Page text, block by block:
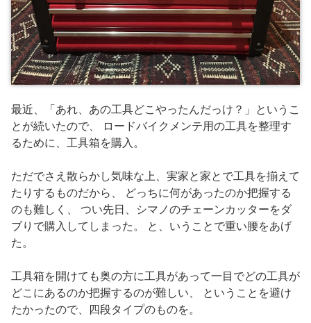
最近、「あれ、あの工具どこやったんだっけ？」というこ
とが続いたので、 ロードバイクメンテ用の工具を整理す
るために、工具箱を購入。
ただでさえ散らかし気味な上、実家と家とで工具を揃えて
たりするものだから、 どっちに何があったのか把握する
のも難しく、 つい先日、シマノのチェーンカッターをダ
ブりで購入してしまった。 と、いうことで重い腰をあげ
た。
工具箱を開けても奥の方に工具があって一目でどの工具が
どこにあるのか把握するのが難しい、 ということを避け
たかったので、四段タイプのものを。